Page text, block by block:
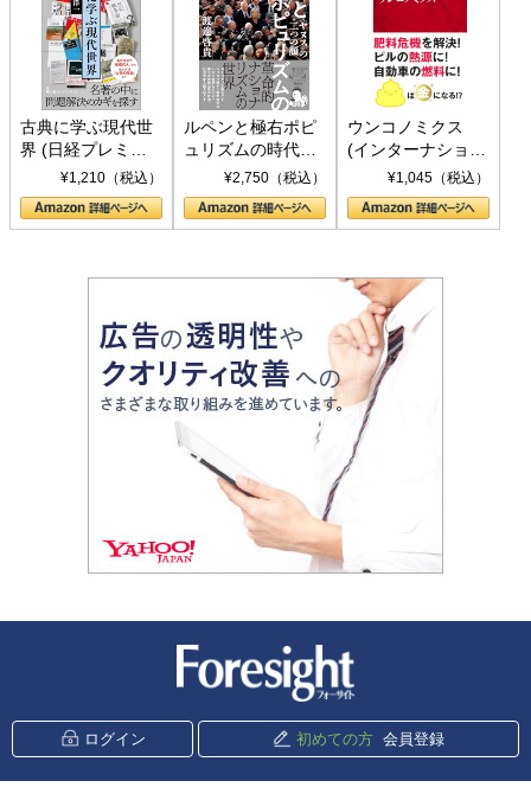
古典に学ぶ現代世
界 (日経プレミア
シリーズ)¥1,210（税込）
ルペンと極右ポピ
ュリズムの時代：
〈ヤヌス〉の二つ
の顔
¥2,750（税込）
ウンコノミクス
(インターナショナ
ル新書)¥1,045（税込）
ログイン 初めての方 会員登録